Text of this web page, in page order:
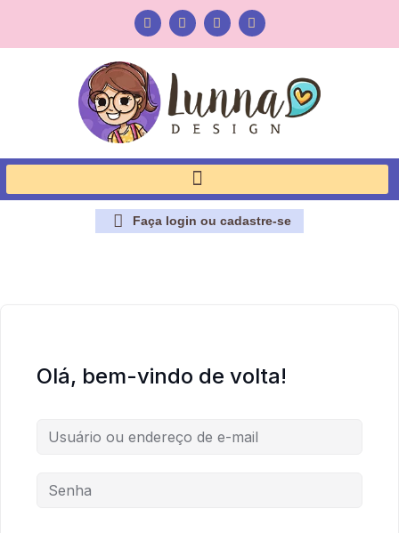
Faça login ou cadastre-se
Olá, bem-vindo de volta!